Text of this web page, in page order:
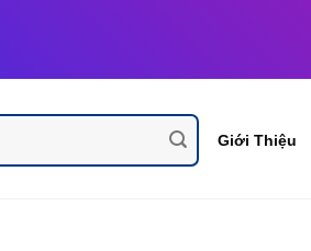
Giới Thiệu